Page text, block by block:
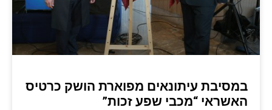
במסיבת עיתונאים מפוארת הושק כרטיס
האשראי “מכבי שפע זכות”